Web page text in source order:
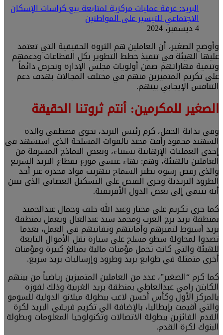
البريد: غرفة عمليات مركزية لمتابعة بيع كراسات الإسكان
الاجتماعي للتيسير على المواطنين
4 ديسمبر، 2024
وأوضح الصغير، أن العاملين هم الثروة الحقيقية التي تعتمد
عليها الهيئة في تنفيذ خطط التطوير بكل القطاعات ودعمهم
وتنمية مهاراتهم ضمن أولويات مجلس الإدارة ونحرص دائماً
على تكريم المتميزين منهم في مختلف المجالات بهدف دعم
التنافس الإيجابي بينهم.
الصغير للمكرمين: أنتم ثروتنا الحقيقة
وفي بداية الحفل، كرم رئيس البريد، نجوى مصطفي والدة
الشهيد محمود رأفت مجند بالقوات المسلحة الذي استشهد في
إحدى العمليات الإرهابية بسيناء، وبعض النماذج المشرفة من
العاملين بالهيئة، وهم: بهاء عيسى موزع بقطاع البريد السريع
والذي رفض رشوة نظير السماح بتهريب مواد مخدرة عبر أحد
الطرود البريدية وجرى القبض على التشكيل العصابي الذي تبين
أنه ينتمي إلى بعض الدول الأفريقية.
كما جرى تكريم علي مختار وعبد الله خلف وجمال عبدالحميد
بمنطقة بريد برج العرب ومحمد سيد عبدالعال ويعمل بمنطقة
بريد أسيوط لتميزهم وأمانتهم وتفانيهم في العمل، بعدما
تصدوا لمحاولة سطو مسلح على سيارة نقل الأموال التابعة
للهيئة والتي كانت تحمل مؤمنات مالية بمبالغ كبيرة ومؤمنات
أخرى متمثلة في طوابع بريد وطرود وإرساليات بريد سريع.
كما كرم “الصغير”، عدد من العاملين المتميزين رياضياً من بينهم
الكابتن رامي عبدالعاطي بمنطقة بريد الغربية وذلك لفوزه
بالمركز الأول وكأس أحسن لاعب ببطولة ميلانو الدولية للسومو
والتي أقيمت بإيطاليا، بالإضافة الي تكريم فريقي البريد لكرة
القدم الفائزين ببطولة الاتصالات وتكنولوجيا المعلومات وبطولة
البنوك لكرة القدم.